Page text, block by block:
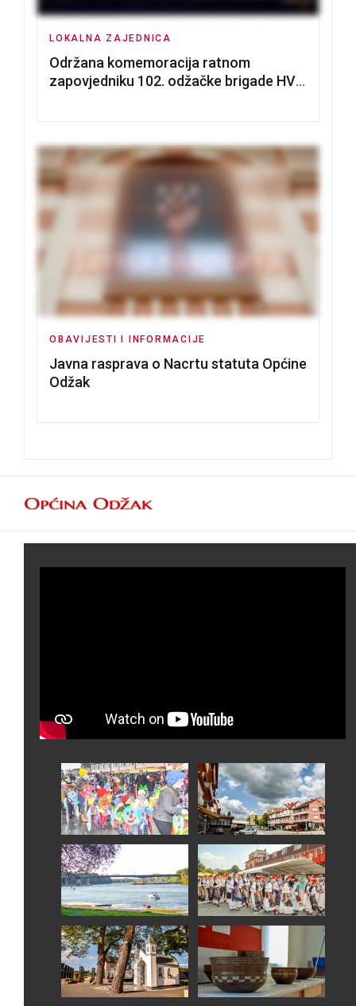
LOKALNA ZAJEDNICA
Održana komemoracija ratnom
zapovjedniku 102. odžačke brigade HVO
OBAVIJESTI I INFORMACIJE
Javna rasprava o Nacrtu statuta Općine
Odžak